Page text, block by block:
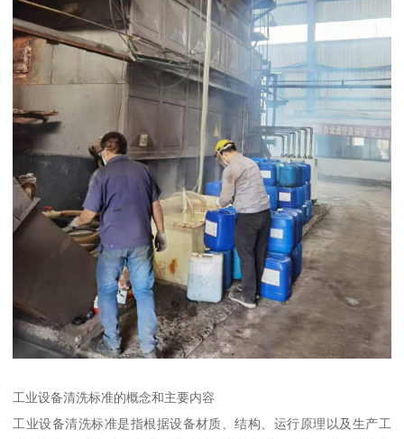
工业设备清洗标准的概念和主要内容
工业设备清洗标准是指根据设备材质、结构、运行原理以及生产工